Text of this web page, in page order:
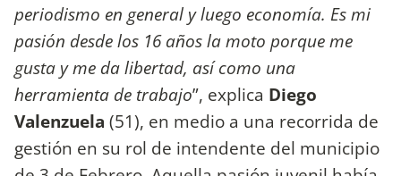
periodismo en general y luego economía. Es mi
pasión desde los 16 años la moto porque me
gusta y me da libertad, así como una
herramienta de trabajo”, explica Diego
Valenzuela (51), en medio a una recorrida de
gestión en su rol de intendente del municipio